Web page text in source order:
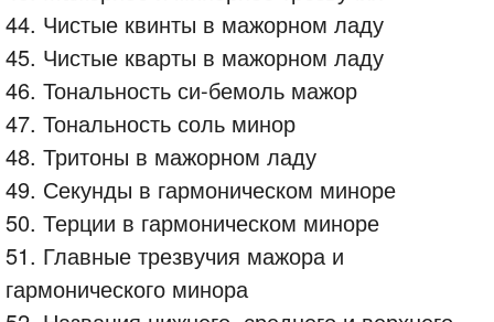
44. Чистые квинты в мажорном ладу
45. Чистые кварты в мажорном ладу
46. Тональность си-бемоль мажор
47. Тональность соль минор
48. Тритоны в мажорном ладу
49. Секунды в гармоническом миноре
50. Терции в гармоническом миноре
51. Главные трезвучия мажора и
гармонического минора